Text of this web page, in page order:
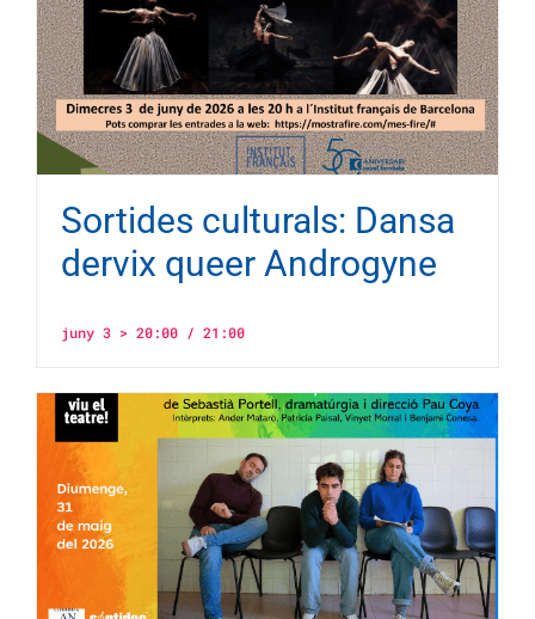
Sortides culturals: Dansa
dervix queer Androgyne
juny 3 > 20:00/ 21:00